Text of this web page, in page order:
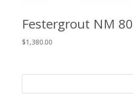
Festergrout NM
$1,380.00